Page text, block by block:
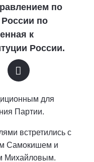
по
по
к
России.
для
Партии.
встретились с
Самокишем и
Михайловым.